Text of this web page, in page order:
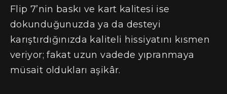
Flip 7’nin baskı ve kart kalitesi ise
dokunduğunuzda ya da desteyi
karıştırdığınızda kaliteli hissiyatını kısmen
veriyor; fakat uzun vadede yıpranmaya
müsait oldukları aşikâr.